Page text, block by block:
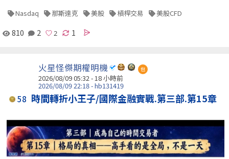
Nasdaq 那斯達克 美股 槓桿交易 美股CFD
810 2 1
火星怪傑期權明機 包
2026/08/09 05:32 - 18 小時前
2026/08/09 22:18 - hb131419
58 時間轉折小王子/國際金融實戰.第三部.第15章